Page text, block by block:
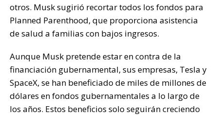
otros. Musk sugirió recortar todos los fondos para
Planned Parenthood, que proporciona asistencia
de salud a familias con bajos ingresos.
Aunque Musk pretende estar en contra de la
financiación gubernamental, sus empresas, Tesla y
SpaceX, se han beneficiado de miles de millones de
dólares en fondos gubernamentales a lo largo de
los años. Estos beneficios solo seguirán creciendo